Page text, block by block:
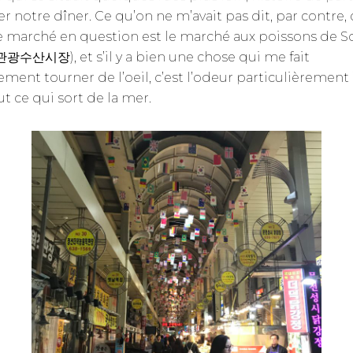
notre dîner. Ce qu’on ne m’avait pas dit, par contre,
marché en question est le marché aux poissons de
광수산시장), et s’il y a bien une chose qui me fait
tourner de l’oeil, c’est l’odeur particulièrement
ce qui sort de la mer.